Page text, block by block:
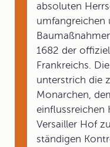
absoluten
umfangreichen
1682 der
Frankreichs.
unterstrich die
Monarchen,
einflussreichen
Versailler Hof
ständigen